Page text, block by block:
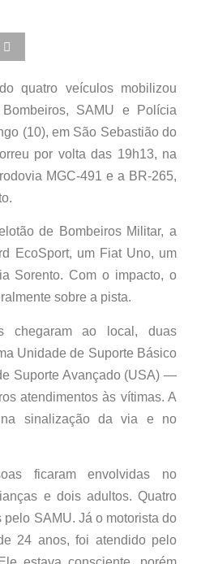
quatro veículos mobilizou
SAMU e Polícia
(10), em São Sebastião do
por volta das 19h13, na
MGC-491 e a BR-265,
de Bombeiros Militar, a
EcoSport, um Fiat Uno, um
Sorento. Com o impacto, o
sobre a pista.
chegaram ao local, duas
Unidade de Suporte Básico
Suporte Avançado (USA) —
atendimentos às vítimas. A
sinalização da via e no
ficaram envolvidas no
e dois adultos. Quatro
SAMU. Já o motorista do
24 anos, foi atendido pelo